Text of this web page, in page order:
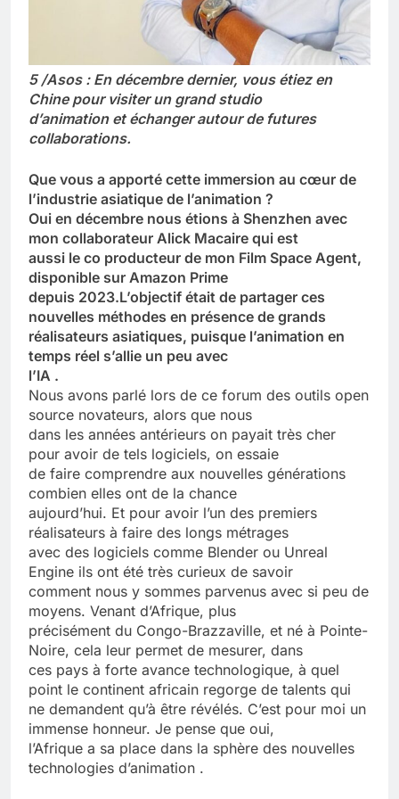
5 /Asos : En décembre dernier, vous étiez en
Chine pour visiter un grand studio
d’animation et échanger autour de futures
collaborations.
Que vous a apporté cette immersion au cœur de
l’industrie asiatique de l’animation ?
Oui en décembre nous étions à Shenzhen avec
mon collaborateur Alick Macaire qui est
aussi le co producteur de mon Film Space Agent,
disponible sur Amazon Prime
depuis 2023.L’objectif était de partager ces
nouvelles méthodes en présence de grands
réalisateurs asiatiques, puisque l’animation en
temps réel s’allie un peu avec
l’IA .
Nous avons parlé lors de ce forum des outils open
source novateurs, alors que nous
dans les années antérieurs on payait très cher
pour avoir de tels logiciels, on essaie
de faire comprendre aux nouvelles générations
combien elles ont de la chance
aujourd’hui. Et pour avoir l’un des premiers
réalisateurs à faire des longs métrages
avec des logiciels comme Blender ou Unreal
Engine ils ont été très curieux de savoir
comment nous y sommes parvenus avec si peu de
moyens. Venant d’Afrique, plus
précisément du Congo-Brazzaville, et né à Pointe-
Noire, cela leur permet de mesurer, dans
ces pays à forte avance technologique, à quel
point le continent africain regorge de talents qui
ne demandent qu’à être révélés. C’est pour moi un
immense honneur. Je pense que oui,
l’Afrique a sa place dans la sphère des nouvelles
technologies d’animation .